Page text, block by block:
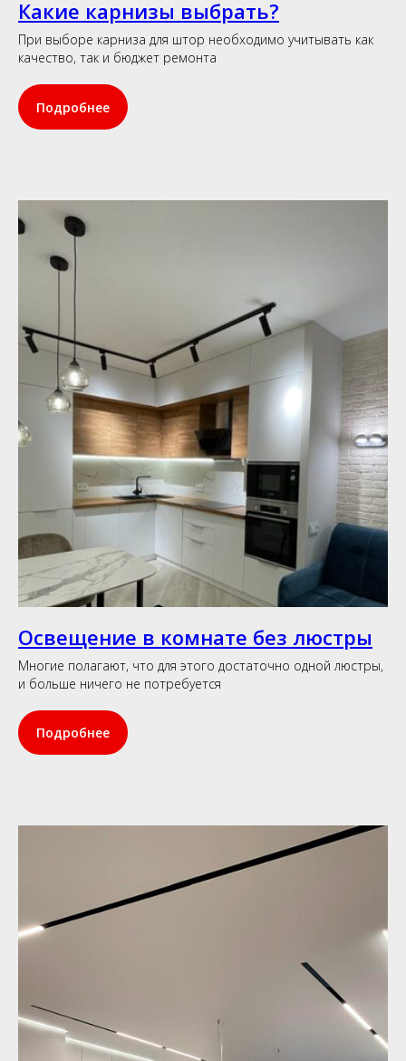
Какие карнизы выбрать?
При выборе карниза для штор необходимо учитывать как
качество, так и бюджет ремонта
Подробнее
Освещение в комнате без люстры
Многие полагают, что для этого достаточно одной люстры,
и больше ничего не потребуется
Подробнее